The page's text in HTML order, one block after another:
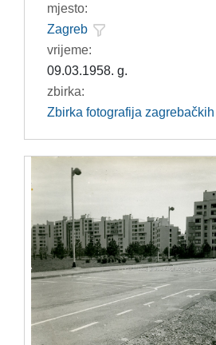
mjesto:
Zagreb
vrijeme:
09.03.1958. g.
zbirka:
Zbirka fotografija